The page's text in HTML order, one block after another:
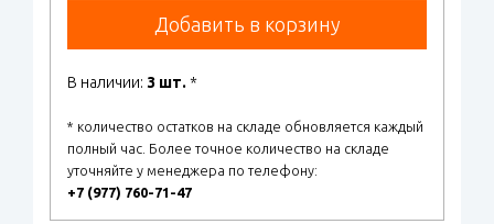
Добавить в корзину
В наличии: 3 шт. *
* количество остатков на складе обновляется каждый
полный час. Более точное количество на складе
уточняйте у менеджера по телефону:
+7 (977) 760-71-47